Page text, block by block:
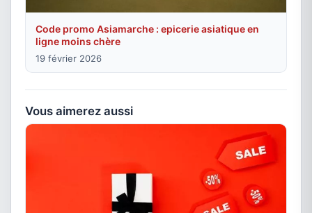
Code promo Asiamarche : epicerie asiatique en
ligne moins chère
19 février 2026
Vous aimerez aussi